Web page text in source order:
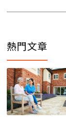
熱門文章